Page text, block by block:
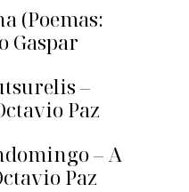
(Poemas:
Gaspar
–
Paz
– A
Paz